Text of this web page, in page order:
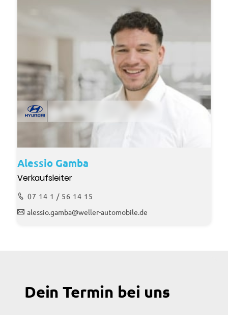
Alessio Gamba
Verkaufsleiter
07 14 1 / 56 14 15
alessio.gamba@weller-automobile.de
Dein Termin bei uns